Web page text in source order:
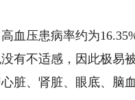
压患病率约为
有不适感，因此极易
脏、肾脏、眼底、脑